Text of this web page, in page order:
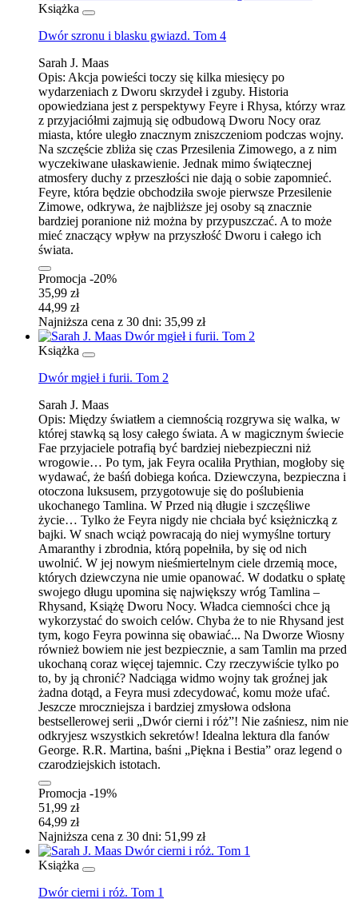
Książka
Dwór szronu i blasku gwiazd. Tom 4
Sarah J. Maas
Opis: Akcja powieści toczy się kilka miesięcy po
wydarzeniach z Dworu skrzydeł i zguby. Historia
opowiedziana jest z perspektywy Feyre i Rhysa, którzy wraz
z przyjaciółmi zajmują się odbudową Dworu Nocy oraz
miasta, które uległo znacznym zniszczeniom podczas wojny.
Na szczęście zbliża się czas Przesilenia Zimowego, a z nim
wyczekiwane ułaskawienie. Jednak mimo świątecznej
atmosfery duchy z przeszłości nie dają o sobie zapomnieć.
Feyre, która będzie obchodziła swoje pierwsze Przesilenie
Zimowe, odkrywa, że najbliższe jej osoby są znacznie
bardziej poranione niż można by przypuszczać. A to może
mieć znaczący wpływ na przyszłość Dworu i całego ich
świata.
Promocja -20%
35,99 zł
44,99 zł
Najniższa cena z 30 dni: 35,99 zł
Książka
Dwór mgieł i furii. Tom 2
Sarah J. Maas
Opis: Między światłem a ciemnością rozgrywa się walka, w
której stawką są losy całego świata. A w magicznym świecie
Fae przyjaciele potrafią być bardziej niebezpieczni niż
wrogowie… Po tym, jak Feyra ocaliła Prythian, mogłoby się
wydawać, że baśń dobiega końca. Dziewczyna, bezpieczna i
otoczona luksusem, przygotowuje się do poślubienia
ukochanego Tamlina. W Przed nią długie i szczęśliwe
życie… Tylko że Feyra nigdy nie chciała być księżniczką z
bajki. W snach wciąż powracają do niej wymyślne tortury
Amaranthy i zbrodnia, którą popełniła, by się od nich
uwolnić. W jej nowym nieśmiertelnym ciele drzemią moce,
których dziewczyna nie umie opanować. W dodatku o spłatę
swojego długu upomina się największy wróg Tamlina –
Rhysand, Książę Dworu Nocy. Władca ciemności chce ją
wykorzystać do swoich celów. Chyba że to nie Rhysand jest
tym, kogo Feyra powinna się obawiać... Na Dworze Wiosny
również bowiem nie jest bezpiecznie, a sam Tamlin ma przed
ukochaną coraz więcej tajemnic. Czy rzeczywiście tylko po
to, by ją chronić? Nadciąga widmo wojny tak groźnej jak
żadna dotąd, a Feyra musi zdecydować, komu może ufać.
Jeszcze mroczniejsza i bardziej zmysłowa odsłona
bestsellerowej serii „Dwór cierni i róż”! Nie zaśniesz, nim nie
odkryjesz wszystkich sekretów! Idealna lektura dla fanów
George. R.R. Martina, baśni „Piękna i Bestia” oraz legend o
czarodziejskich istotach.
Promocja -19%
51,99 zł
64,99 zł
Najniższa cena z 30 dni: 51,99 zł
Książka
Dwór cierni i róż. Tom 1